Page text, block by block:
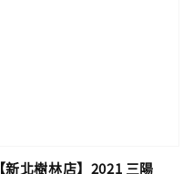
【新北樹林店】2021 三陽